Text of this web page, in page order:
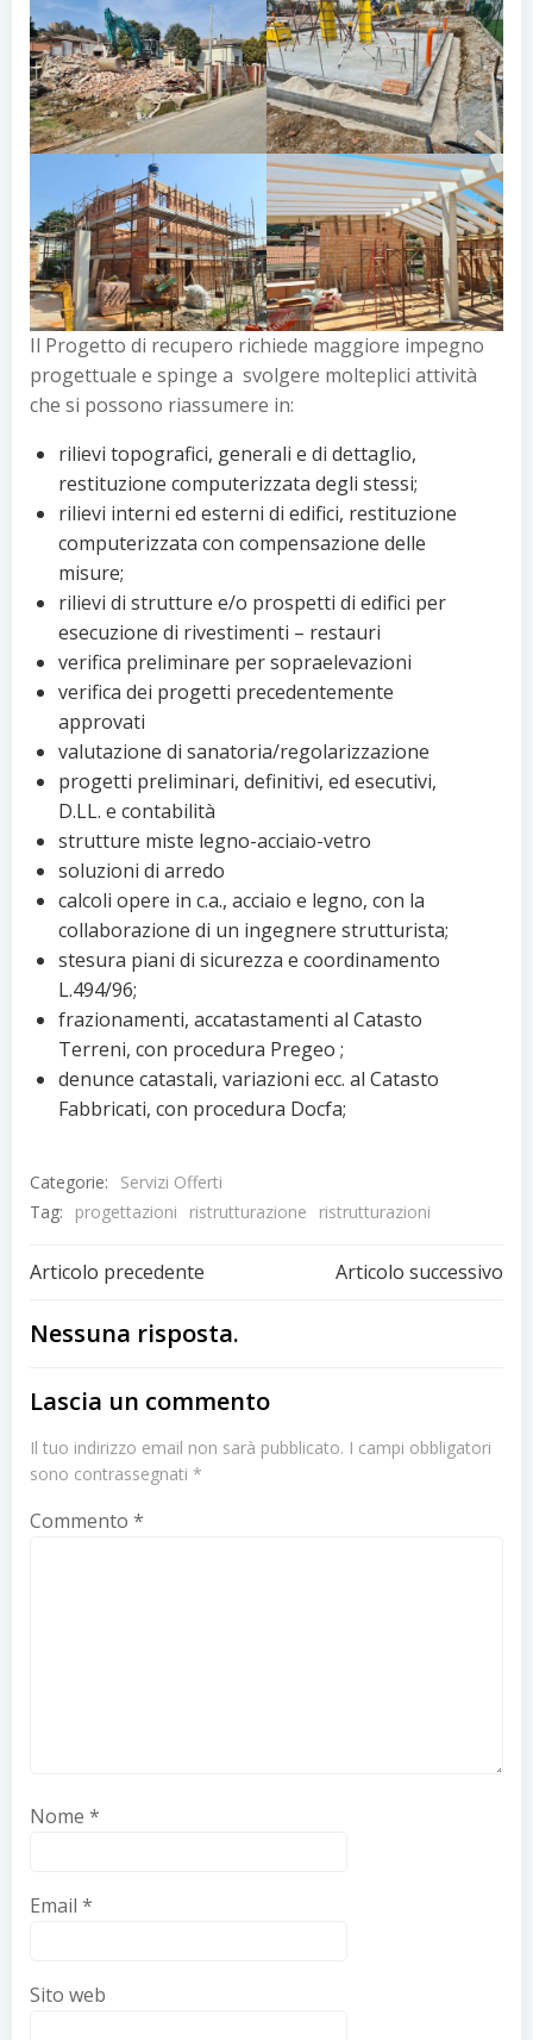
Il Progetto di recupero richiede maggiore impegno
progettuale e spinge a svolgere molteplici attività
che si possono riassumere in:
rilievi topografici, generali e di dettaglio,
restituzione computerizzata degli stessi;
rilievi interni ed esterni di edifici, restituzione
computerizzata con compensazione delle
misure;
rilievi di strutture e/o prospetti di edifici per
esecuzione di rivestimenti – restauri
verifica preliminare per sopraelevazioni
verifica dei progetti precedentemente
approvati
valutazione di sanatoria/regolarizzazione
progetti preliminari, definitivi, ed esecutivi,
D.LL. e contabilità
strutture miste legno-acciaio-vetro
soluzioni di arredo
calcoli opere in c.a., acciaio e legno, con la
collaborazione di un ingegnere strutturista;
stesura piani di sicurezza e coordinamento
L.494/96;
frazionamenti, accatastamenti al Catasto
Terreni, con procedura Pregeo ;
denunce catastali, variazioni ecc. al Catasto
Fabbricati, con procedura Docfa;
Categorie:
Servizi Offerti
Tag:
progettazioni ristrutturazione ristrutturazioni
Navigazione
articoli
Articolo precedente
Navigazione
Articolo successivo
Nessuna risposta.
Lascia un commento
Il tuo indirizzo email non sarà pubblicato. I campi obbligatori
sono contrassegnati *
Commento *
Nome *
Email *
Sito web